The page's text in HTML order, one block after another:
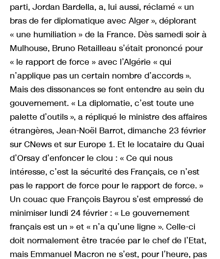
parti, Jordan Bardella, a, lui aussi, réclamé « un
bras de fer diplomatique avec Alger », déplorant
« une humiliation » de la France. Dès samedi soir à
Mulhouse, Bruno Retailleau s’était prononcé pour
« le rapport de force » avec l’Algérie « qui
n’applique pas un certain nombre d’accords ».
Mais des dissonances se font entendre au sein du
gouvernement. « La diplomatie, c’est toute une
palette d’outils », a répliqué le ministre des affaires
étrangères, Jean-Noël Barrot, dimanche 23 février
sur CNews et sur Europe 1. Et le locataire du Quai
d’Orsay d’enfoncer le clou : « Ce qui nous
intéresse, c’est la sécurité des Français, ce n’est
pas le rapport de force pour le rapport de force. »
Un couac que François Bayrou s’est empressé de
minimiser lundi 24 février : « Le gouvernement
français est un » et « n’a qu’une ligne ». Celle-ci
doit normalement être tracée par le chef de l’Etat,
mais Emmanuel Macron ne s’est, pour l’heure, pas